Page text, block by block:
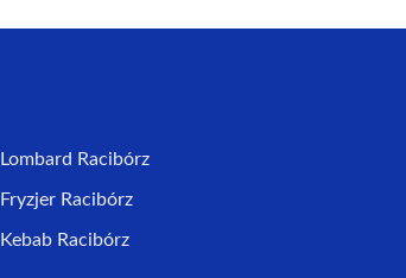
Lombard Racibórz
Fryzjer Racibórz
Kebab Racibórz